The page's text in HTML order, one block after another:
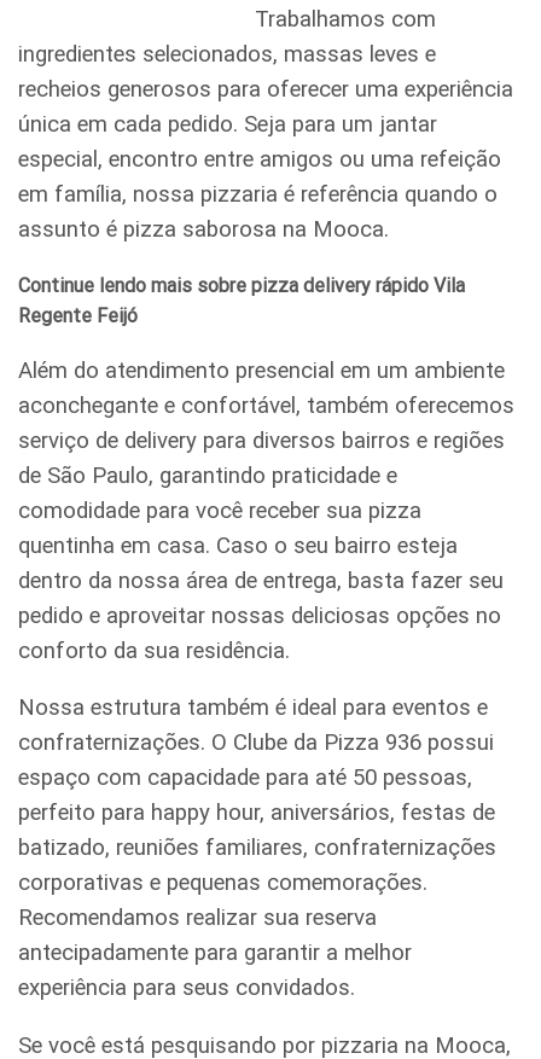
Trabalhamos com
ingredientes selecionados, massas leves e
recheios generosos para oferecer uma experiência
única em cada pedido. Seja para um jantar
especial, encontro entre amigos ou uma refeição
em família, nossa pizzaria é referência quando o
assunto é pizza saborosa na Mooca.
Continue lendo mais sobre pizza delivery rápido Vila
Regente Feijó
Além do atendimento presencial em um ambiente
aconchegante e confortável, também oferecemos
serviço de delivery para diversos bairros e regiões
de São Paulo, garantindo praticidade e
comodidade para você receber sua pizza
quentinha em casa. Caso o seu bairro esteja
dentro da nossa área de entrega, basta fazer seu
pedido e aproveitar nossas deliciosas opções no
conforto da sua residência.
Nossa estrutura também é ideal para eventos e
confraternizações. O Clube da Pizza 936 possui
espaço com capacidade para até 50 pessoas,
perfeito para happy hour, aniversários, festas de
batizado, reuniões familiares, confraternizações
corporativas e pequenas comemorações.
Recomendamos realizar sua reserva
antecipadamente para garantir a melhor
experiência para seus convidados.
Se você está pesquisando por pizzaria na Mooca,